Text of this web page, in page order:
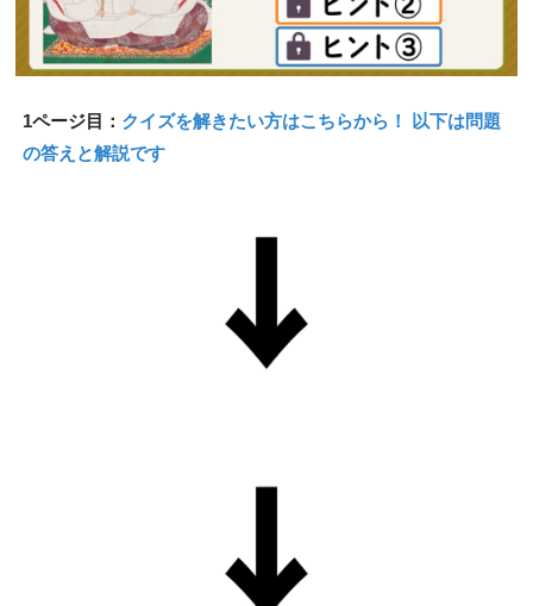
1ページ目： クイズを解きたい方はこちらから！ 以下は問題
の答えと解説です